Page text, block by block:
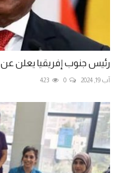
رئيس جنوب إفريقيا يعلن عن 17 ألف إصابة بجدري القردة في...
آب 19, 2024 0
423